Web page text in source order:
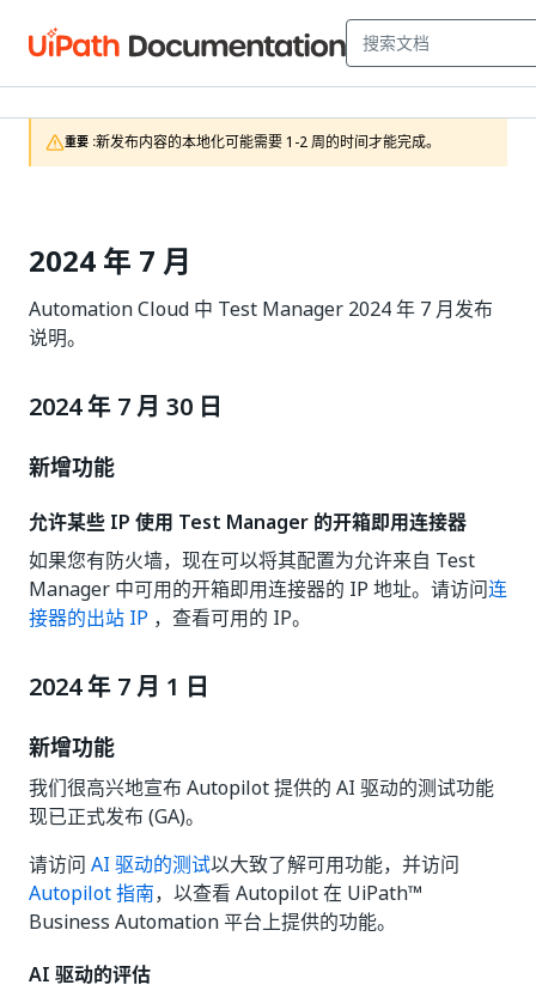
重要 :新发布内容的本地化可能需要 1-2 周的时间才能完成。
2024 年 7 月
Automation Cloud 中 Test Manager 2024 年 7 月发布
说明。
2024 年 7 月 30 日
新增功能
允许某些 IP 使用 Test Manager 的开箱即用连接器
如果您有防火墙，现在可以将其配置为允许来自 Test
Manager 中可用的开箱即用连接器的 IP 地址。请访问连
接器的出站 IP ，查看可用的 IP。
2024 年 7 月 1 日
新增功能
我们很高兴地宣布 Autopilot 提供的 AI 驱动的测试功能
现已正式发布 (GA)。
请访问 AI 驱动的测试以大致了解可用功能，并访问
Autopilot 指南，以查看 Autopilot 在 UiPath™
Business Automation 平台上提供的功能。
AI 驱动的评估